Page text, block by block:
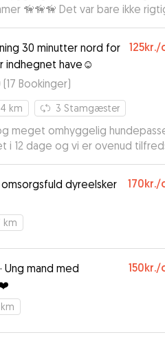
🦮🦮🦮 Det var bare ikke
igen men bestemt ikke Helle
30 minutter nord for
indhegnet have☺️
125kr./
(17 Bookinger)
km 3 Stamgæster
meget omhyggelig
i 12 dage og vi er ovenud
mere, og håber der er plads
for pasning.
dyreelsker
170kr./
km
· Ung mand med
150kr./
km